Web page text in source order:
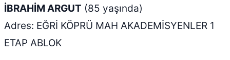
İBRAHİM ARGUT (85 yaşında)
Adres: EĞRİ KÖPRÜ MAH AKADEMİSYENLER 1
ETAP ABLOK